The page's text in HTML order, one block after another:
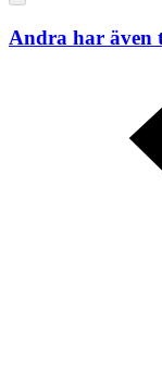
Andra har även